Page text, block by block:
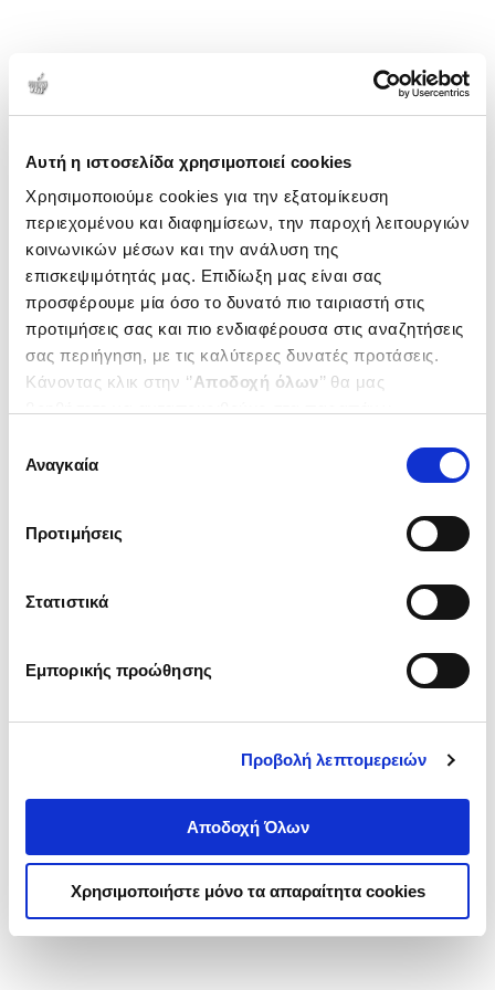
Αυτή η ιστοσελίδα χρησιμοποιεί cookies
Χρησιμοποιούμε cookies για την εξατομίκευση
περιεχομένου και διαφημίσεων, την παροχή λειτουργιών
κοινωνικών μέσων και την ανάλυση της
επισκεψιμότητάς μας. Επιδίωξη μας είναι σας
προσφέρουμε μία όσο το δυνατό πιο ταιριαστή στις
προτιμήσεις σας και πιο ενδιαφέρουσα στις αναζητήσεις
σας περιήγηση, με τις καλύτερες δυνατές προτάσεις.
Κάνοντας κλικ στην ‘’Αποδοχή όλων’’ θα μας
ενδιαφέρουν και να επιλέξετε από τα παρακάτω με την
΄΄και να ενημερωθείτε σχετικά με
συγκατάθεσης
Αναγκαία
Προτιμήσεις
Στατιστικά
Εμπορικής προώθησης
Προβολή λεπτομερειών
Αποδοχή Όλων
Χρησιμοποιήστε μόνο τα απαραίτητα cookies